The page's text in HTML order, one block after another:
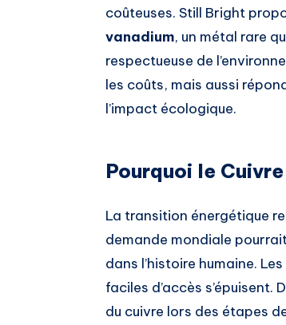
coûteuses. Still Bright
vanadium, un métal rare
respectueuse de
les coûts, mais aussi
l’impact écologique.
Pourquoi le
La transition énergétique
demande mondiale
dans l’histoire humaine.
faciles d’accès s’épuisent.
du cuivre lors des étapes